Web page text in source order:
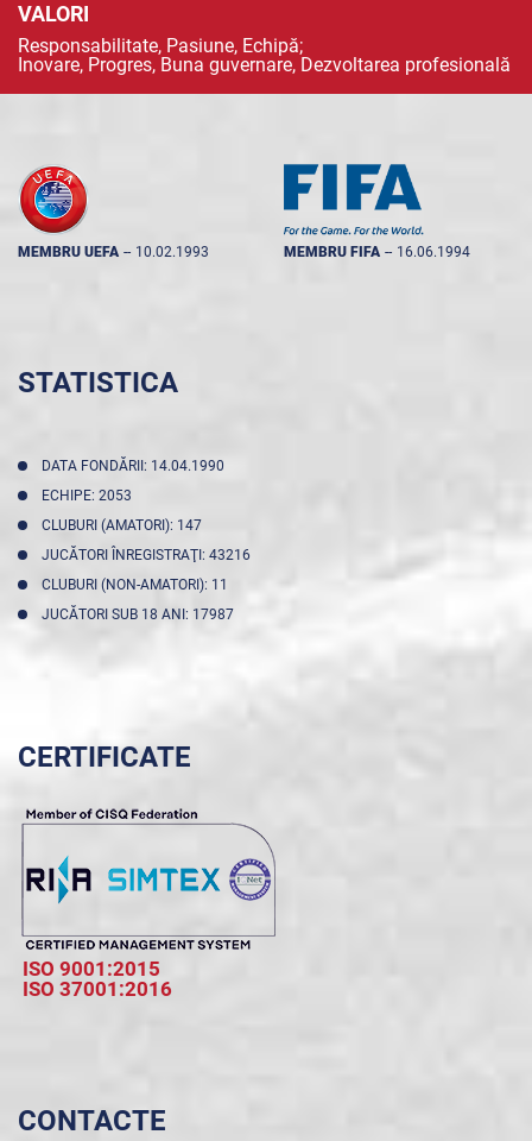
VALORI
Responsabilitate, Pasiune, Echipă;
Inovare, Progres, Buna guvernare, Dezvoltarea profesională
MEMBRU UEFA -- 10.02.1993 MEMBRU FIFA -- 16.06.1994
STATISTICA
DATA FONDĂRII: 14.04.1990
ECHIPE: 2053
CLUBURI (AMATORI): 147
JUCĂTORI ÎNREGISTRAŢI: 43216
CLUBURI (NON-AMATORI): 11
JUCĂTORI SUB 18 ANI: 17987
CERTIFICATE
ISO 9001:2015
ISO 37001:2016
CONTACTE